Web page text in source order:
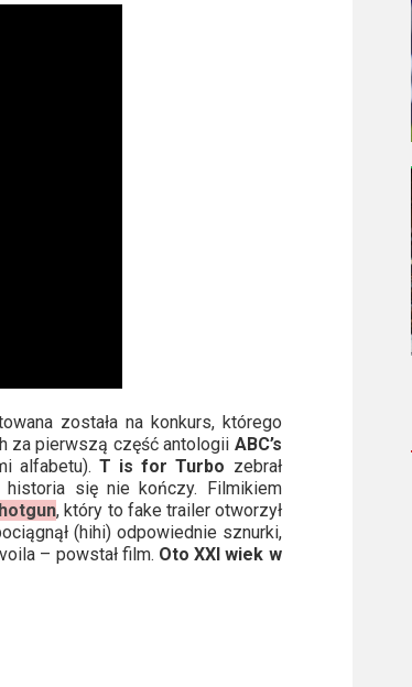
została na konkurs, którego
za pierwszą część antologii ABC’s
alfabetu).T is for Turbo zebrał
historia się nie kończy. Filmikiem
, który to fake trailer otworzył
(hihi) odpowiednie sznurki,
– powstał film. Oto XXI wiek w